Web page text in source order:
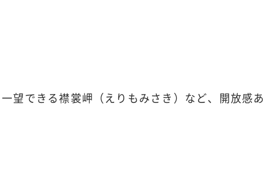
望できる襟裳岬（えりもみさき）など、開放感あ